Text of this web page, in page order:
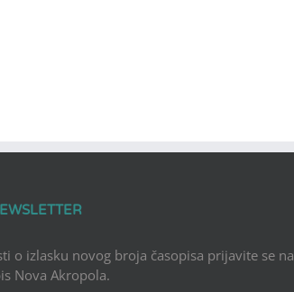
o izlasku novog broja časopisa prijavite se na
Nova Akropola.